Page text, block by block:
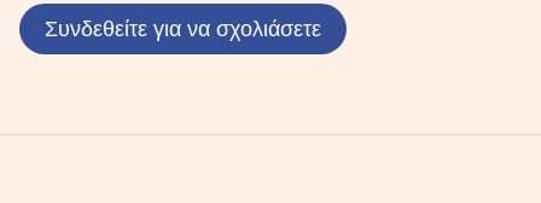
Συνδεθείτε για να σχολιάσετε